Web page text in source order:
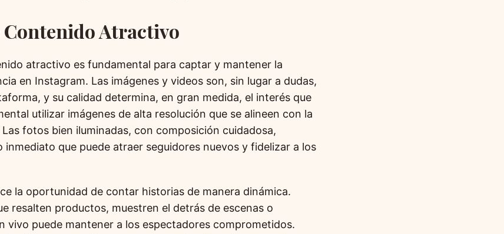
Contenido Atractivo
atractivo es fundamental para captar y mantener la
en Instagram. Las imágenes y videos son, sin lugar a dudas,
y su calidad determina, en gran medida, el interés que
utilizar imágenes de alta resolución que se alineen con la
fotos bien iluminadas, con composición cuidadosa,
que puede atraer seguidores nuevos y fidelizar a los
la oportunidad de contar historias de manera dinámica.
resalten productos, muestren el detrás de escenas o
vivo puede mantener a los espectadores comprometidos.